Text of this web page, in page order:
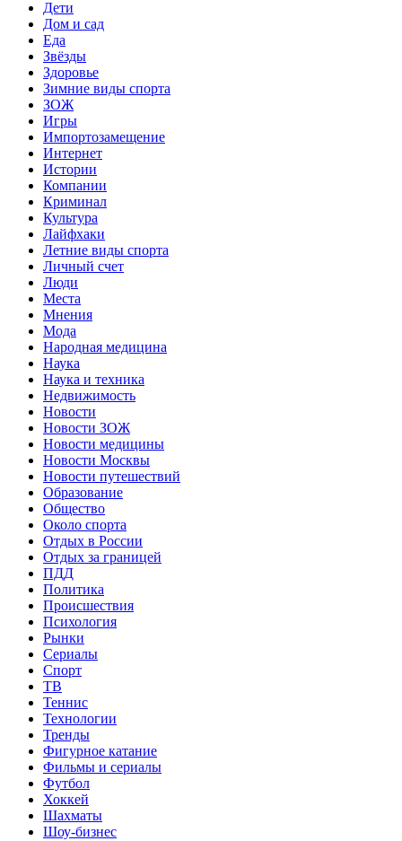
Дети
Дом и сад
Еда
Звёзды
Здоровье
Зимние виды спорта
ЗОЖ
Игры
Импортозамещение
Интернет
Истории
Компании
Криминал
Культура
Лайфхаки
Летние виды спорта
Личный счет
Люди
Места
Мнения
Мода
Народная медицина
Наука
Наука и техника
Недвижимость
Новости
Новости ЗОЖ
Новости медицины
Новости Москвы
Новости путешествий
Образование
Общество
Около спорта
Отдых в России
Отдых за границей
ПДД
Политика
Происшествия
Психология
Рынки
Сериалы
Спорт
ТВ
Теннис
Технологии
Тренды
Фигурное катание
Фильмы и сериалы
Футбол
Хоккей
Шахматы
Шоу-бизнес